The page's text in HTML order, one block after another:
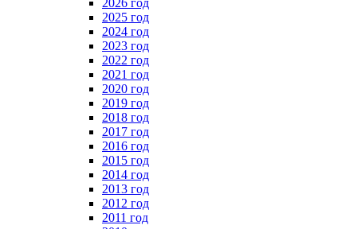
2026 год
2025 год
2024 год
2023 год
2022 год
2021 год
2020 год
2019 год
2018 год
2017 год
2016 год
2015 год
2014 год
2013 год
2012 год
2011 год